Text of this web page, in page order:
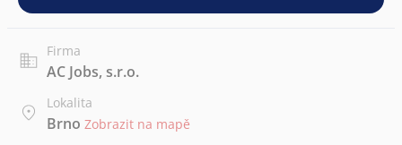
Firma
AC Jobs, s.r.o.
Lokalita
Brno Zobrazit na mapě